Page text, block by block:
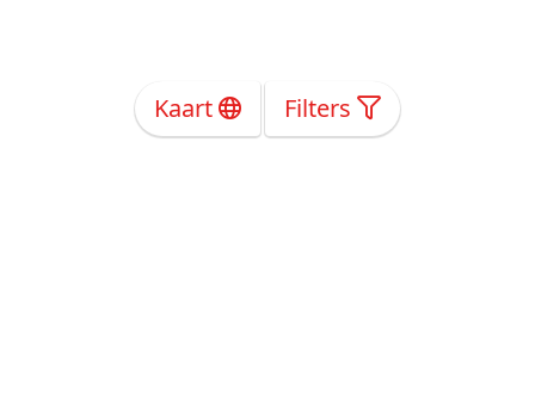
Kaart Filters